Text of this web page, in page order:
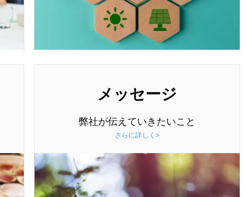
メッセージ
弊社が伝えていきたいこと
さらに詳しく>